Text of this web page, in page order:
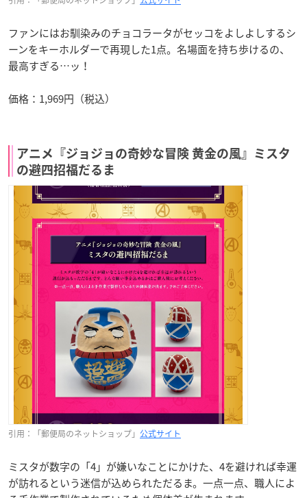
ファンにはお馴染みのチョコラータがセッコをよしよしするシ
ーンをキーホルダーで再現した1点。名場面を持ち歩けるの、
最高すぎる…ッ！
価格：1,969円（税込）
アニメ『ジョジョの奇妙な冒険 黄金の風』ミスタ
の避四招福だるま
引用：「郵便局のネットショップ」 公式サイト
ミスタが数字の「4」が嫌いなことにかけた、4を避ければ幸運
が訪れるという迷信が込められただるま。一点一点、職人によ